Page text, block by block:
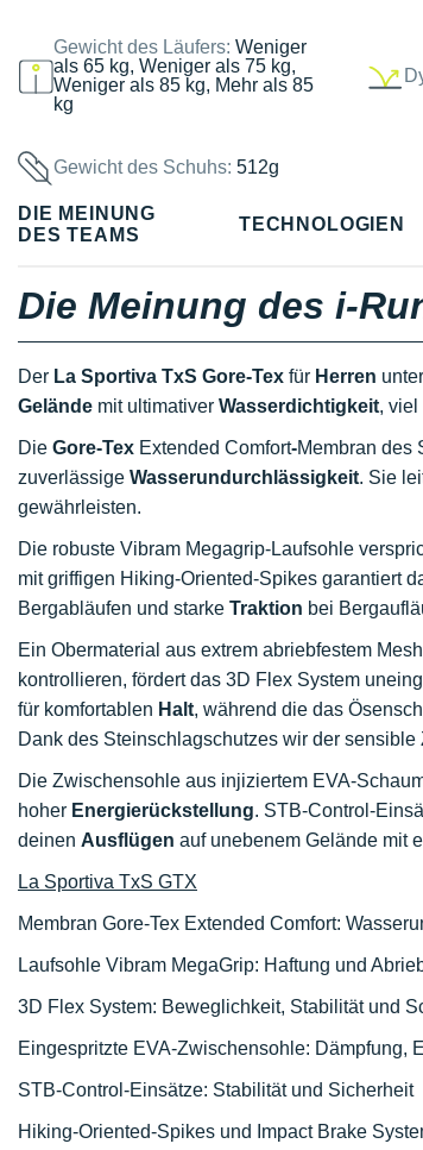
Gewicht des Läufers: Weniger
als 65 kg, Weniger als 75 kg,
Weniger als 85 kg, Mehr als 85
kg
Gewicht des Schuhs: 512g
DIE MEINUNG
DES TEAMS
TECHNOLOGIEN
Die Meinung des i-
Der La Sportiva TxS Gore-Tex für Herren
Gelände mit ultimativer Wasserdichtigkeit, viel
Die Gore-Tex Extended Comfort-Membran des
zuverlässige Wasserundurchlässigkeit. Sie
gewährleisten.
Die robuste Vibram Megagrip-Laufsohle
mit griffigen Hiking-Oriented-Spikes garantiert
Bergabläufen und starke Traktion bei
Ein Obermaterial aus extrem abriebfestem
kontrollieren, fördert das 3D Flex System
für komfortablen Halt, während die das
Dank des Steinschlagschutzes wir der
Die Zwischensohle aus injiziertem EVA-
hoher Energierückstellung. STB-Control-
deinen Ausflügen auf unebenem Gelände mit
La Sportiva TxS GTX
Membran Gore-Tex Extended Comfort:
Laufsohle Vibram MegaGrip: Haftung und
3D Flex System: Beweglichkeit, Stabilität und
Eingespritzte EVA-Zwischensohle: Dämpfung,
STB-Control-Einsätze: Stabilität und Sicherheit
Hiking-Oriented-Spikes und Impact Brake